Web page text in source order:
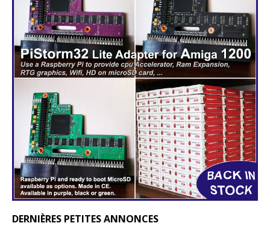
DERNIÈRES PETITES ANNONCES